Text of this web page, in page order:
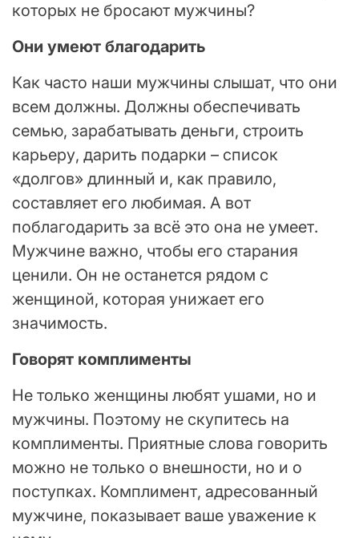
которых не бросают мужчины?
Они умеют благодарить
Как часто наши мужчины слышат, что они
всем должны. Должны обеспечивать
семью, зарабатывать деньги, строить
карьеру, дарить подарки – список
«долгов» длинный и, как правило,
составляет его любимая. А вот
поблагодарить за всё это она не умеет.
Мужчине важно, чтобы его старания
ценили. Он не останется рядом с
женщиной, которая унижает его
значимость.
Говорят комплименты
Не только женщины любят ушами, но и
мужчины. Поэтому не скупитесь на
комплименты. Приятные слова говорить
можно не только о внешности, но и о
поступках. Комплимент, адресованный
мужчине, показывает ваше уважение к